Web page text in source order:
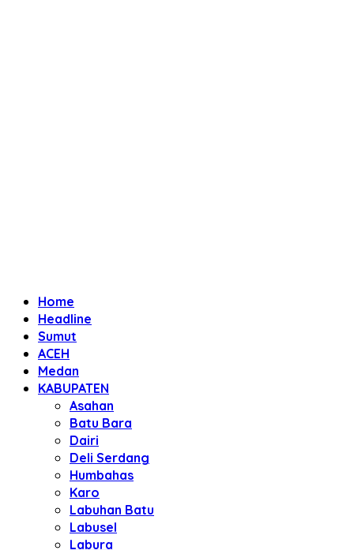
Home
Headline
Sumut
ACEH
Medan
KABUPATEN
Asahan
Batu Bara
Dairi
Deli Serdang
Humbahas
Karo
Labuhan Batu
Labusel
Labura